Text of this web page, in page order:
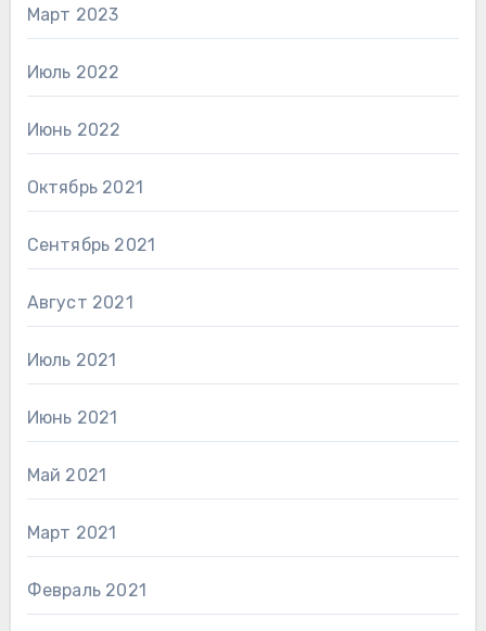
Март 2023
Июль 2022
Июнь 2022
Октябрь 2021
Сентябрь 2021
Август 2021
Июль 2021
Июнь 2021
Май 2021
Март 2021
Февраль 2021